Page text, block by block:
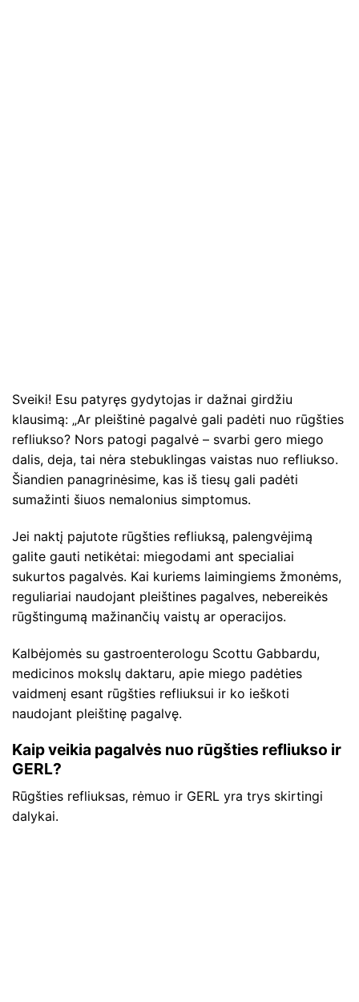
Sveiki! Esu patyręs gydytojas ir dažnai girdžiu
klausimą: „Ar pleištinė pagalvė gali padėti nuo rūgšties
refliukso? Nors patogi pagalvė – svarbi gero miego
dalis, deja, tai nėra stebuklingas vaistas nuo refliukso.
Šiandien panagrinėsime, kas iš tiesų gali padėti
sumažinti šiuos nemalonius simptomus.
Jei naktį pajutote rūgšties refliuksą, palengvėjimą
galite gauti netikėtai: miegodami ant specialiai
sukurtos pagalvės. Kai kuriems laimingiems žmonėms,
reguliariai naudojant pleištines pagalves, nebereikės
rūgštingumą mažinančių vaistų ar operacijos.
Kalbėjomės su gastroenterologu Scottu Gabbardu,
medicinos mokslų daktaru, apie miego padėties
vaidmenį esant rūgšties refliuksui ir ko ieškoti
naudojant pleištinę pagalvę.
Kaip veikia pagalvės nuo rūgšties refliukso ir
GERL?
Rūgšties refliuksas, rėmuo ir GERL yra trys skirtingi
dalykai.